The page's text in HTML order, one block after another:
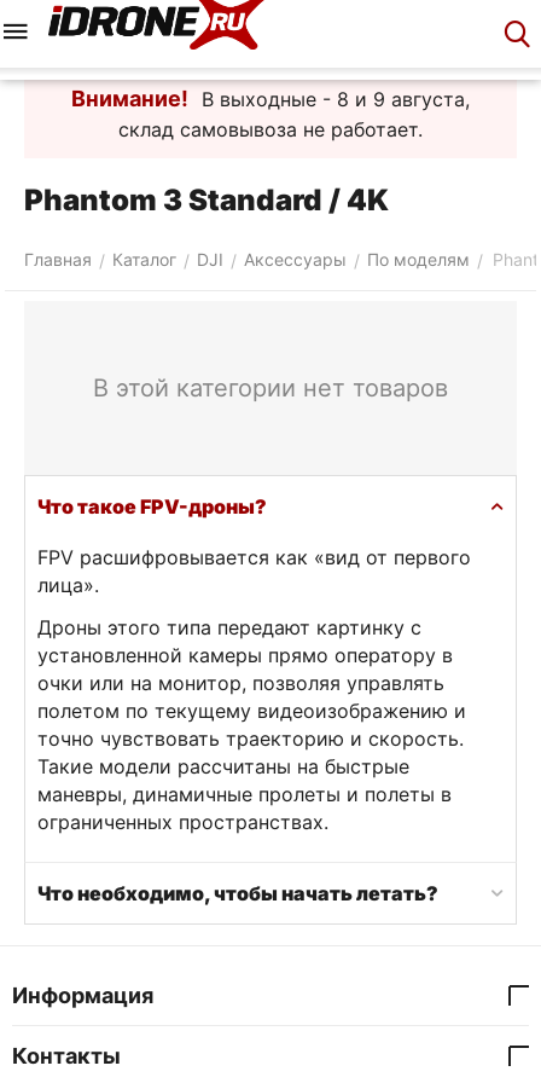
Внимание!
В выходные - 8 и 9 августа,
склад самовывоза не работает.
Phantom 3 Standard / 4K
Главная / Каталог / DJI / Аксессуары / По моделям /
Что такое FPV-дроны?
FPV расшифровывается как «вид от первого
лица».
Дроны этого типа передают картинку с
установленной камеры прямо оператору в
очки или на монитор, позволяя управлять
полетом по текущему видеоизображению и
точно чувствовать траекторию и скорость.
Такие модели рассчитаны на быстрые
маневры, динамичные пролеты и полеты в
ограниченных пространствах.
Что необходимо, чтобы начать летать?
В этой категории нет товаров
Информация
Контакты
Корзина